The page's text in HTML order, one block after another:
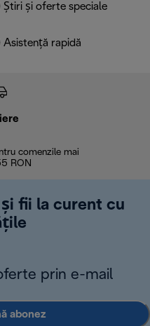
Știri și oferte speciale
Asistență rapidă
comenzile mai
RON
fii la curent cu
prin e-mail
abonez